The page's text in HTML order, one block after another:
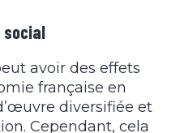
social
avoir des effets
française en
diversifiée et
Cependant, cela